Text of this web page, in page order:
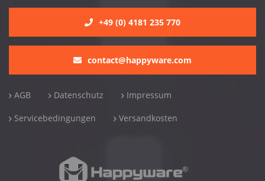
+49 (0) 4181 235 770
contact@happyware.com
AGB Datenschutz Impressum
Servicebedingungen Versandkosten